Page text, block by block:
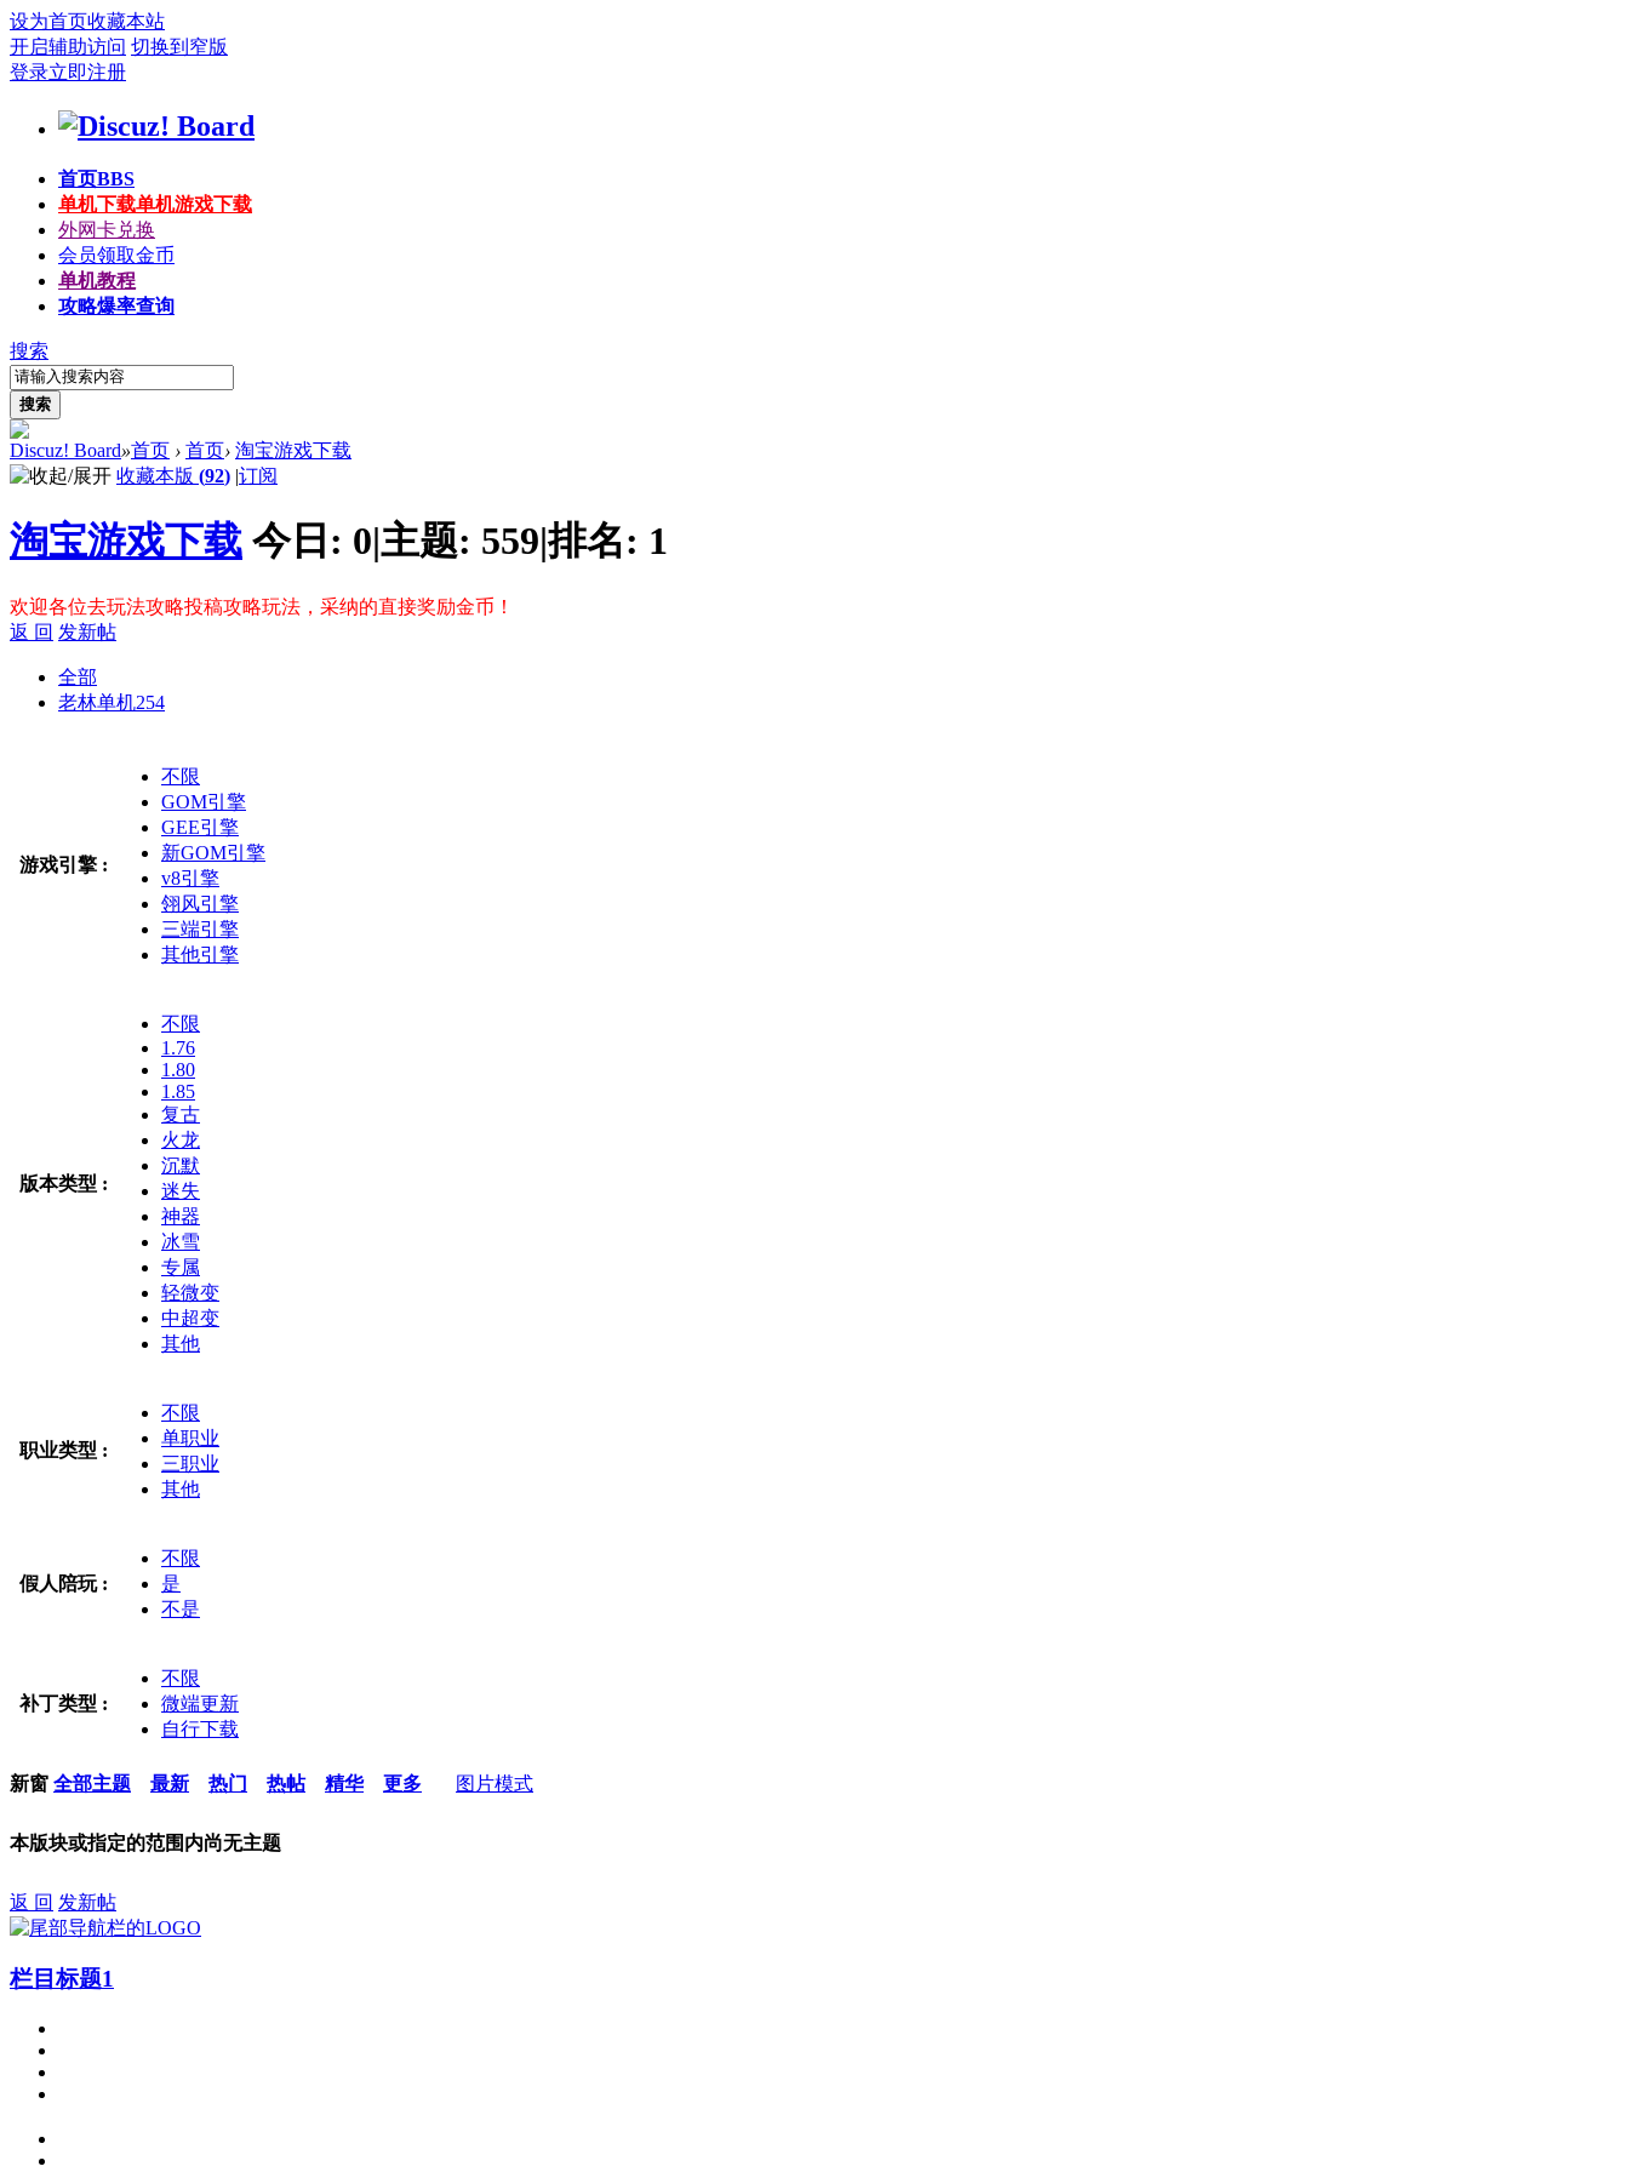
设为首页收藏本站
开启辅助访问 切换到窄版
登录立即注册
首页BBS
单机下载单机游戏下载
外网卡兑换
会员领取金币
单机教程
攻略爆率查询
搜索
搜索
Discuz! Board»首页 › 首页› 淘宝游戏下载
收藏本版 (92) |订阅
淘宝游戏下载 今日: 0|主题: 559|排名: 1
欢迎各位去玩法攻略投稿攻略玩法，采纳的直接奖励金币！
返 回 发新帖
全部
老林单机254
游戏引擎 :
不限
GOM引擎
GEE引擎
新GOM引擎
v8引擎
翎风引擎
三端引擎
其他引擎
版本类型 :
不限
1.76
1.80
1.85
复古
火龙
沉默
迷失
神器
冰雪
专属
轻微变
中超变
其他
职业类型 :
不限
单职业
三职业
其他
假人陪玩 :
不限
是
不是
补丁类型 :
不限
微端更新
自行下载
新窗 全部主题 最新 热门 热帖 精华 更多 图片模式
本版块或指定的范围内尚无主题
返 回 发新帖
栏目标题1